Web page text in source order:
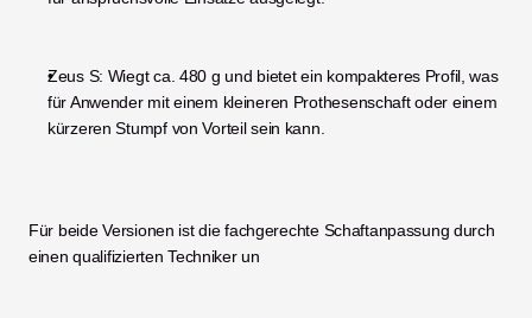
Zeus S: Wiegt ca. 480 g und bietet ein kompakteres Profil, was
für Anwender mit einem kleineren Prothesenschaft oder einem
kürzeren Stumpf von Vorteil sein kann.
Für beide Versionen ist die fachgerechte Schaftanpassung durch
einen qualifizierten Techniker un